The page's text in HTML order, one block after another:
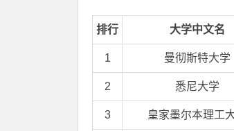
排行 大学中文名
1 曼彻斯特大学
2 悉尼大学
3 皇家墨尔本理工